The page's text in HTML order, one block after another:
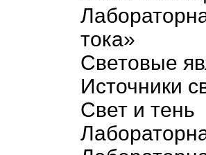
тока»
Световые
Источники
Свет и тень